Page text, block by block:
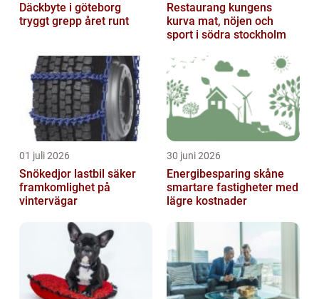
Däckbyte i göteborg
tryggt grepp året runt
Restaurang kungens
kurva mat, nöjen och
sport i södra stockholm
01 juli 2026
Snökedjor lastbil säker
framkomlighet på
vintervägar
30 juni 2026
Energibesparing skåne
smartare fastigheter med
lägre kostnader